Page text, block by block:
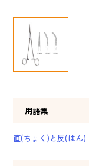
用語集
直(ちょく)と反(はん)